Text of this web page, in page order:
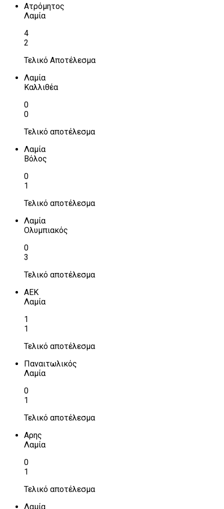
Ατρόμητος
Λαμία
4
2
Τελικό Αποτέλεσμα
Λαμία
Καλλιθέα
0
0
Τελικό αποτέλεσμα
Λαμία
Βόλος
0
1
Τελικό αποτέλεσμα
Λαμία
Ολυμπιακός
0
3
Τελικό αποτέλεσμα
ΑΕΚ
Λαμία
1
1
Τελικό αποτέλεσμα
Παναιτωλικός
Λαμία
0
1
Τελικό αποτέλεσμα
Αρης
Λαμία
0
1
Τελικό αποτέλεσμα
Λαμία